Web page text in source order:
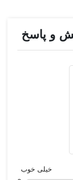
و پاسخ
خیلی خوب